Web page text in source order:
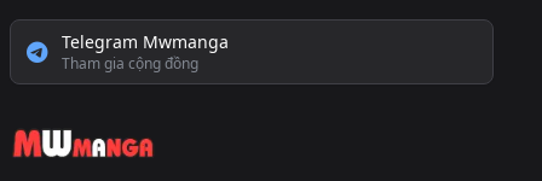
Telegram Mwmanga
Tham gia cộng đồng